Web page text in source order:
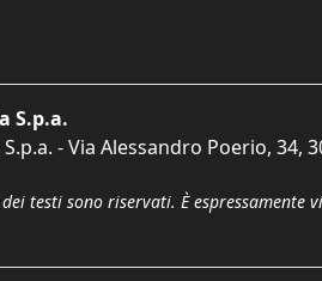
S.p.a.
- Via Alessandro Poerio, 34,
testi sono riservati. È espressamente